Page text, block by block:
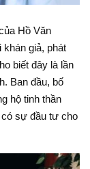
Hồ Văn
giả, phát
biết đây là lần
Ban đầu, bố
hộ tinh thần
có sự đầu tư cho